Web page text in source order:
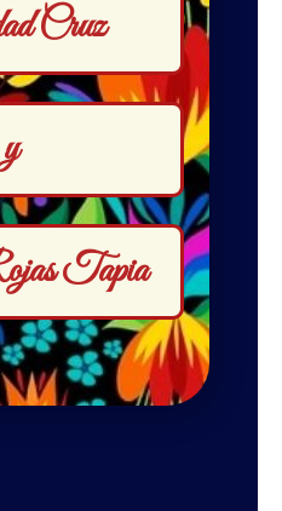
Cruz
y
Tapia